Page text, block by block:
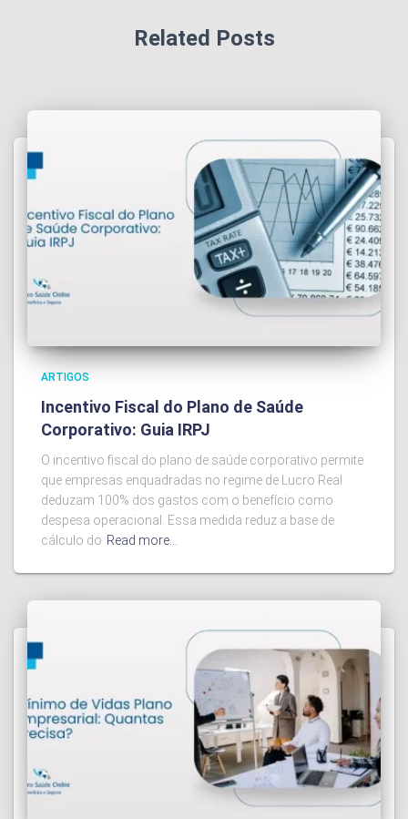
Related Posts
ARTIGOS
Incentivo Fiscal do Plano de Saúde
Corporativo: Guia IRPJ
O incentivo fiscal do plano de saúde corporativo permite
que empresas enquadradas no regime de Lucro Real
deduzam 100% dos gastos com o benefício como
despesa operacional. Essa medida reduz a base de
cálculo do Read more…